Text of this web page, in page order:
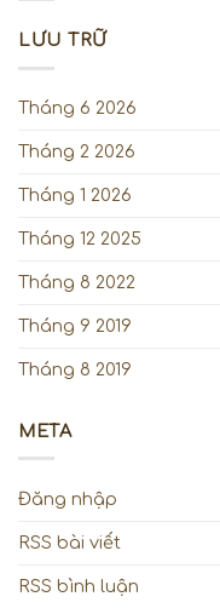
LƯU TRỮ
Tháng 6 2026
Tháng 2 2026
Tháng 1 2026
Tháng 12 2025
Tháng 8 2022
Tháng 9 2019
Tháng 8 2019
META
Đăng nhập
RSS bài viết
RSS bình luận